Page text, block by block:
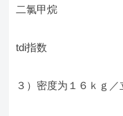
二氯甲
tdi指数
３）密度为１６ｋｇ